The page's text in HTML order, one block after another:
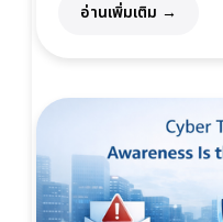
อ่านเพิ่มเติม →